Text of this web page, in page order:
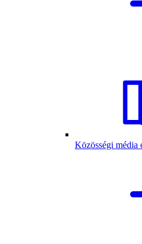
Közösségi média